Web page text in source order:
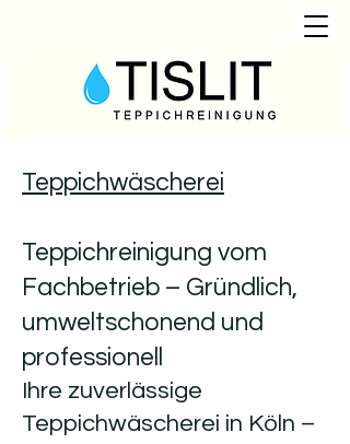
Teppichwäscherei
Teppichreinigung vom
Fachbetrieb – Gründlich,
umweltschonend und
professionell
Ihre zuverlässige
Teppichwäscherei in Köln –